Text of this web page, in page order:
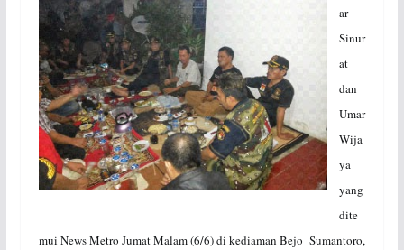
ar
Sinur
at
dan
Umar
Wija
ya
yang
dite
mui News Metro Jumat Malam (6/6) di kediaman Bejo Sumantoro,